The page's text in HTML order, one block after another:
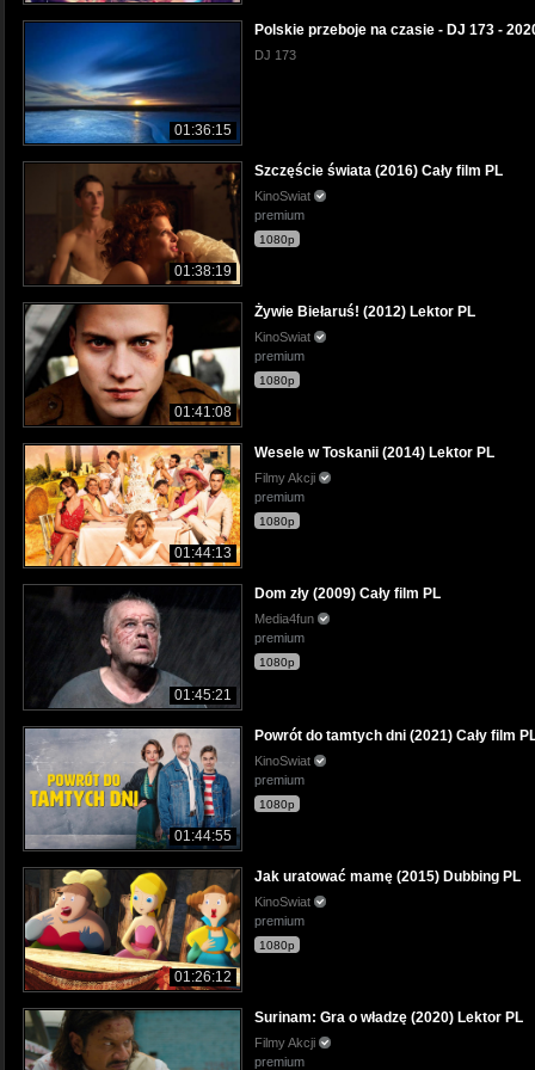
01:36:15
Polskie przeboje na czasie - DJ 173 -
DJ 173
01:38:19
Szczęście świata (2016) Cały film PL
KinoSwiat
premium
1080p
01:41:08
Żywie Biełaruś! (2012) Lektor PL
KinoSwiat
premium
1080p
01:44:13
Wesele w Toskanii (2014) Lektor PL
Filmy Akcji
premium
1080p
01:45:21
Dom zły (2009) Cały film PL
Media4fun
premium
1080p
01:44:55
Powrót do tamtych dni (2021) Cały film
KinoSwiat
premium
1080p
01:26:12
Jak uratować mamę (2015) Dubbing PL
KinoSwiat
premium
1080p
Surinam: Gra o władzę (2020) Lektor PL
Filmy Akcji
premium